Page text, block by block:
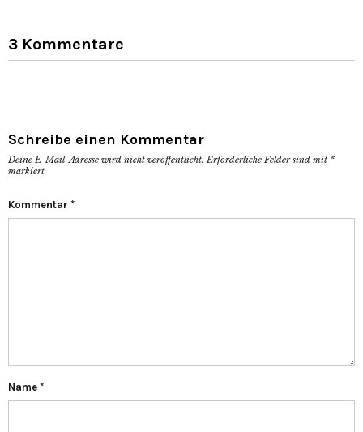
3 Kommentare
Schreibe einen Kommentar
Deine E-Mail-Adresse wird nicht veröffentlicht. Erforderliche Felder sind mit *
markiert
Kommentar *
Name *